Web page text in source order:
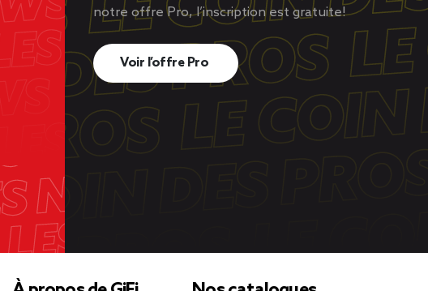
notre offre Pro, l’inscription est gratuite!
Voir l’offre Pro